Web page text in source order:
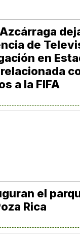
de
en
a la FIFA
el
Rica